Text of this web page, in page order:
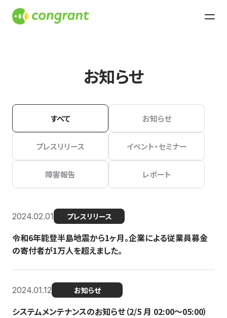
お知らせ
すべて お知らせ
プレスリリース イベント・セミナー
障害報告 レポート
2024.02.01 プレスリリース
令和6年能登半島地震から1ヶ月。企業による従業員募金
の寄付者が1万人を超えました。
2024.01.12 お知らせ
システムメンテナンスのお知らせ（2/5 月 02:00〜05:00）